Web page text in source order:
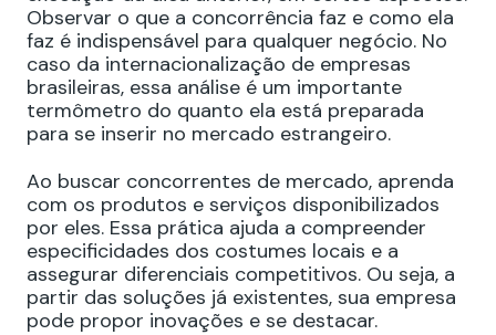
Observar o que a concorrência faz e como ela
faz é indispensável para qualquer negócio. No
caso da internacionalização de empresas
brasileiras, essa análise é um importante
termômetro do quanto ela está preparada
para se inserir no mercado estrangeiro.
Ao buscar concorrentes de mercado, aprenda
com os produtos e serviços disponibilizados
por eles. Essa prática ajuda a compreender
especificidades dos costumes locais e a
assegurar diferenciais competitivos. Ou seja, a
partir das soluções já existentes, sua empresa
pode propor inovações e se destacar.